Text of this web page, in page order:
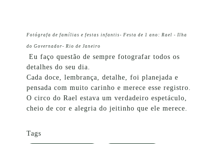
Fotógrafa de famílias e festas infantis- Festa de 1 ano: Rael - Ilha
do Governador- Rio de Janeiro
Eu faço questão de sempre fotografar todos os
detalhes do seu dia.
Cada doce, lembrança, detalhe, foi planejada e
pensada com muito carinho e merece esse registro.
O circo do Rael estava um verdadeiro espetáculo,
cheio de cor e alegria do jeitinho que ele merece.
Tags